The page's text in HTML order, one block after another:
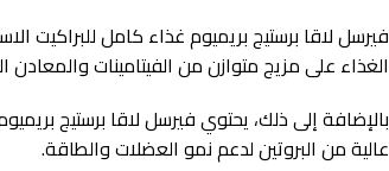
الغذاء على مزيج متوازن من الفيتامينات
بالإضافة إلى ذلك، يحتوي فيرسل لاقا برستيج
عالية من البروتين لدعم نمو العضلات والطاقة.